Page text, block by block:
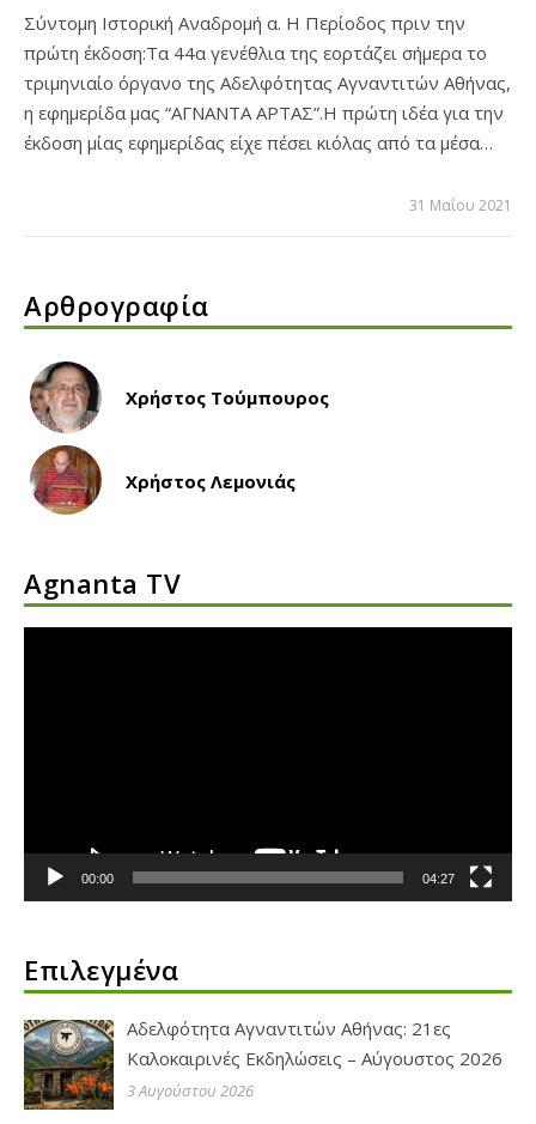
Σύντομη Ιστορική Αναδρομή α. Η Περίοδος πριν την
πρώτη έκδοση:Τα 44α γενέθλια της εορτάζει σήμερα το
τριμηνιαίο όργανο της Αδελφότητας Αγναντιτών Αθήνας,
η εφημερίδα μας “ΑΓΝΑΝΤΑ ΑΡΤΑΣ”.Η πρώτη ιδέα για την
έκδοση μίας εφημερίδας είχε πέσει κιόλας από τα μέσα…
31 Μαΐου 2021
Αρθρογραφία
Χρήστος Τούμπουρος
Χρήστος Λεμονιάς
Agnanta TV
00:00 04:27
Επιλεγμένα
Αδελφότητα Αγναντιτών Αθήνας: 21ες
Καλοκαιρινές Εκδηλώσεις – Αύγουστος 2026
3 Αυγούστου 2026